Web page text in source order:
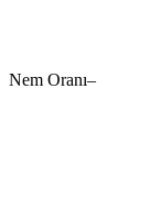
Nem Oranı–